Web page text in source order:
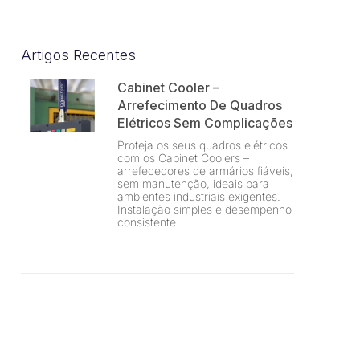
Artigos Recentes
Cabinet Cooler –
Arrefecimento De Quadros
Elétricos Sem Complicações
Proteja os seus quadros elétricos
com os Cabinet Coolers –
arrefecedores de armários fiáveis,
sem manutenção, ideais para
ambientes industriais exigentes.
Instalação simples e desempenho
consistente.